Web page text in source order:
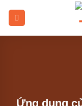
Ứng dụng